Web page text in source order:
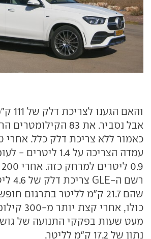
והאם
אבל נסביר. את 83
עמדה הצריכה על 1.4
שהם 21.7 ק"מ לליטר בתרגום
כולו, אחרי
מעט שעות בפקקי התנועה של גוש
נתון של 17.2 ק"מ לליטר.